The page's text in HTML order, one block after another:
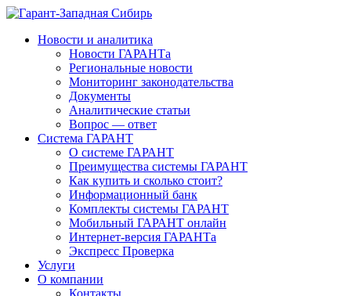
Новости и аналитика
Новости ГАРАНТа
Региональные новости
Мониторинг законодательства
Документы
Аналитические статьи
Вопрос — ответ
Система ГАРАНТ
О системе ГАРАНТ
Преимущества системы ГАРАНТ
Как купить и сколько стоит?
Информационный банк
Комплекты системы ГАРАНТ
Мобильный ГАРАНТ онлайн
Интернет-версия ГАРАНТа
Экспресс Проверка
Услуги
О компании
Контакты